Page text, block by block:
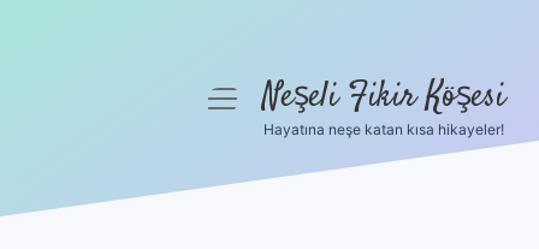
menüyüNeşeli Fikir Köşesi
Hayatına neşe katan kısa hikayeler!